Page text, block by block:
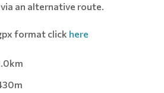
an alternative route.
format click here